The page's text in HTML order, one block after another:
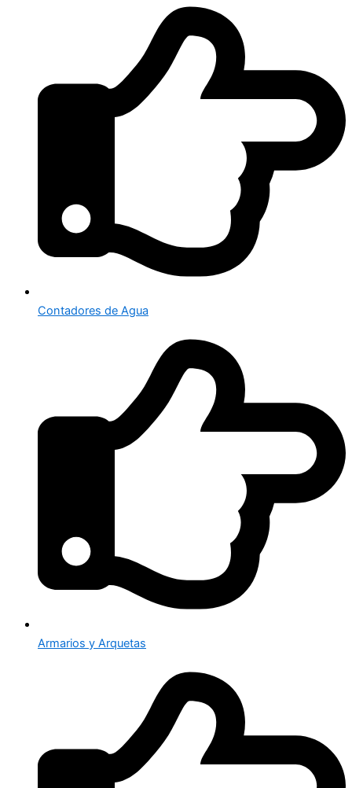
Contadores de Agua
Armarios y Arquetas